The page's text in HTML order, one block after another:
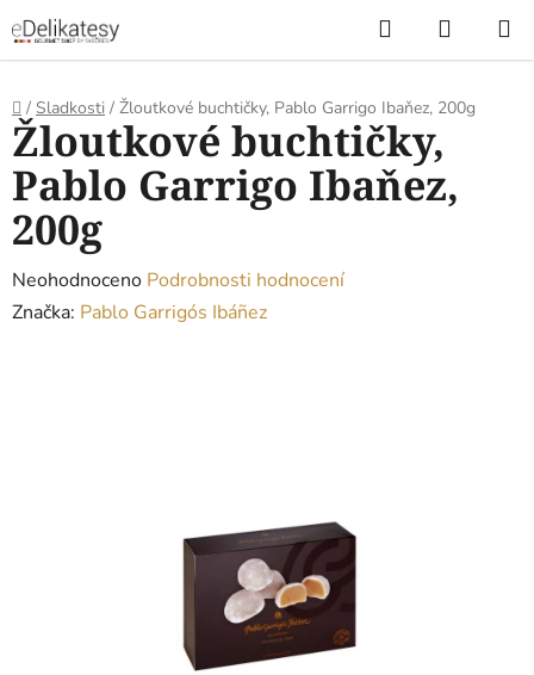
na
obsah
Hledat
KOŠÍK
Domů
/ Sladkosti / Žloutkové buchtičky, Pablo Garrigo Ibaňez, 200g
Žloutkové buchtičky,
Pablo Garrigo Ibaňez,
200g
Průměrné
hodnocení
Neohodnoceno Podrobnosti hodnocení
Značka: Pablo Garrigós Ibáñez